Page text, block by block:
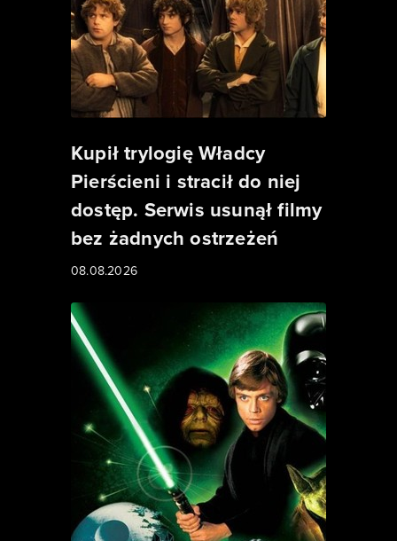
Kupił trylogię Władcy
Pierścieni i stracił do niej
dostęp. Serwis usunął filmy
bez żadnych ostrzeżeń
08.08.2026